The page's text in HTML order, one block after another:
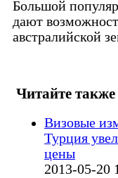
Большой
дают
австралийской
Читайте также
Визовые
Турция
цены
2013-05-20